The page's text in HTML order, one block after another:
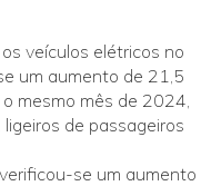
veículos elétricos no
um aumento de 21,5
mesmo mês de 2024,
de passageiros
se um aumento